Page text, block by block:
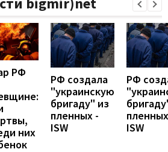
РФ
них
РФ создала
"украинскую
бригаду" из
пленных -
ISW
РФ
ISW